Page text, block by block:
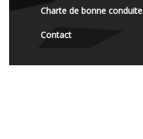
Charte de bonne conduite
Contact